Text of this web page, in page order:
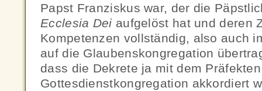
Papst Franziskus war, der die
Ecclesia Dei aufgelöst hat und deren
Kompetenzen vollständig, also auch
auf die Glaubenskongregation
dass die Dekrete ja mit dem
Gottesdienstkongregation akkordiert